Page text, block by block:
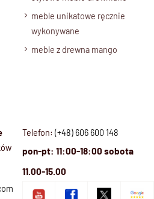
Ciemny Brąz, Palisander
meble unikatowe ręcznie
wykonywane
meble z drewna mango
Telefon: (+48) 606 600 148
pon-pt: 11:00-18:00 sobota
11.00-15.00